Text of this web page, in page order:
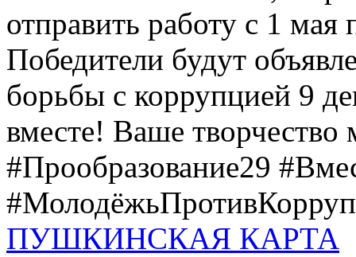
отправить работу с 1 мая
Победители будут
борьбы с коррупцией 9
вместе! Ваше творчество
#Прообразование29
ПУШКИНСКАЯ КАРТА